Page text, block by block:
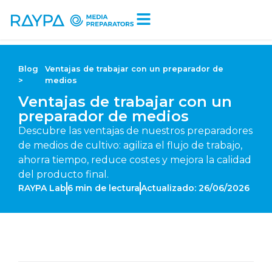
Blog
>
Ventajas de trabajar con un preparador de
medios
Ventajas de trabajar con un
preparador de medios
Descubre las ventajas de nuestros preparadores
de medios de cultivo: agiliza el flujo de trabajo,
ahorra tiempo, reduce costes y mejora la calidad
del producto final.
RAYPA Lab 6 min de lecturaActualizado: 26/06/2026